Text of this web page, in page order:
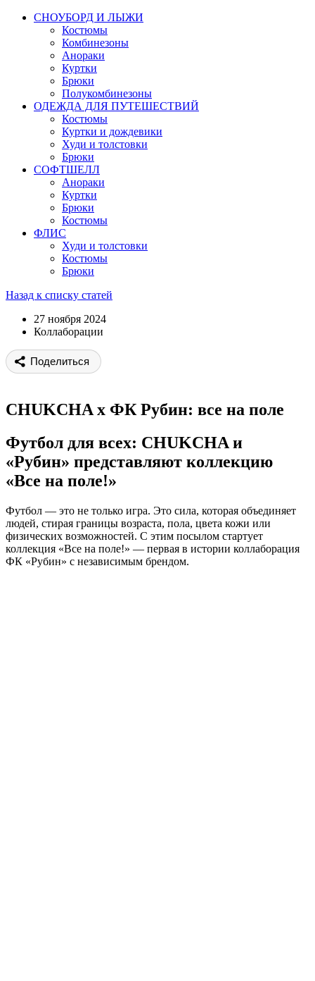
СНОУБОРД И ЛЫЖИ
Костюмы
Комбинезоны
Анораки
Куртки
Брюки
Полукомбинезоны
ОДЕЖДА ДЛЯ ПУТЕШЕСТВИЙ
Костюмы
Куртки и дождевики
Худи и толстовки
Брюки
СОФТШЕЛЛ
Анораки
Куртки
Брюки
Костюмы
ФЛИС
Худи и толстовки
Костюмы
Брюки
Назад к списку статей
27 ноября 2024
Коллаборации
Поделиться
CHUKCHA х ФК Рубин: все на поле
Футбол для всех: CHUKCHA и
«Рубин» представляют коллекцию
«Все на поле!»
Футбол — это не только игра. Это сила, которая объединяет
людей, стирая границы возраста, пола, цвета кожи или
физических возможностей. С этим посылом стартует
коллекция «Все на поле!» — первая в истории коллаборация
ФК «Рубин» с независимым брендом.